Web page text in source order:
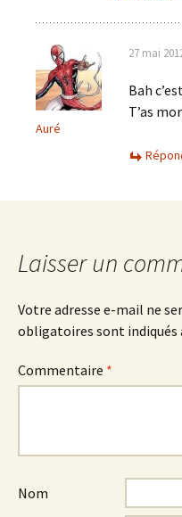
Auré
27 mai
Bah
T’as
Laisser un
Votre adresse e-mail ne
obligatoires sont indiqués
Commentaire *
Nom